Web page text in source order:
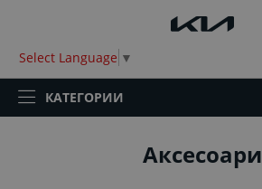
Select Language ▼
КАТЕГОРИИ
Аксесоари